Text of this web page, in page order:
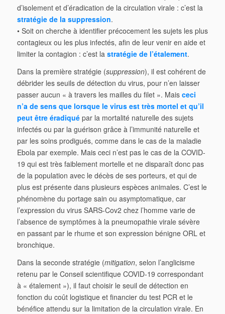
d’isolement et d’éradication de la circulation virale : c’est la
stratégie de la suppression.
• Soit on cherche à identifier précocement les sujets les plus
contagieux ou les plus infectés, afin de leur venir en aide et
limiter la contagion : c’est la stratégie de l’étalement.
Dans la première stratégie (suppression), il est cohérent de
débrider les seuils de détection du virus, pour n’en laisser
passer aucun « à travers les mailles du filet ». Mais ceci
n’a de sens que lorsque le virus est très mortel et qu’il
peut être éradiquépar la mortalité naturelle des sujets
infectés ou par la guérison grâce à l’immunité naturelle et
par les soins prodigués, comme dans le cas de la maladie
Ebola par exemple. Mais ceci n’est pas le cas de la COVID-
19 qui est très faiblement mortelle et ne disparaît donc pas
de la population avec le décès de ses porteurs, et qui de
plus est présente dans plusieurs espèces animales. C’est le
phénomène du portage sain ou asymptomatique, car
l’expression du virus SARS-Cov2 chez l’homme varie de
l’absence de symptômes à la pneumopathie virale sévère
en passant par le rhume et son expression bénigne ORL et
bronchique.
Dans la seconde stratégie (mitigation, selon l’anglicisme
retenu par le Conseil scientifique COVID-19 correspondant
à « étalement »), il faut choisir le seuil de détection en
fonction du coût logistique et financier du test PCR et le
bénéfice attendu sur la limitation de la circulation virale. En